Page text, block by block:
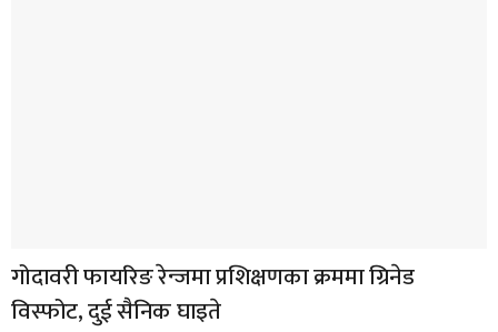
गोदावरी फायरिङ रेन्जमा प्रशिक्षणका क्रममा ग्रिनेड
विस्फोट, दुई सैनिक घाइते